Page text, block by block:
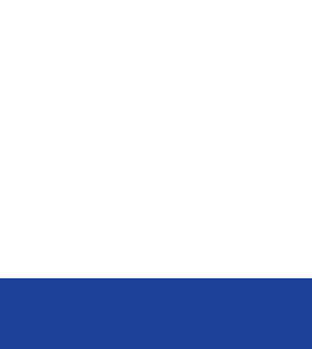
להורדת קטלוג